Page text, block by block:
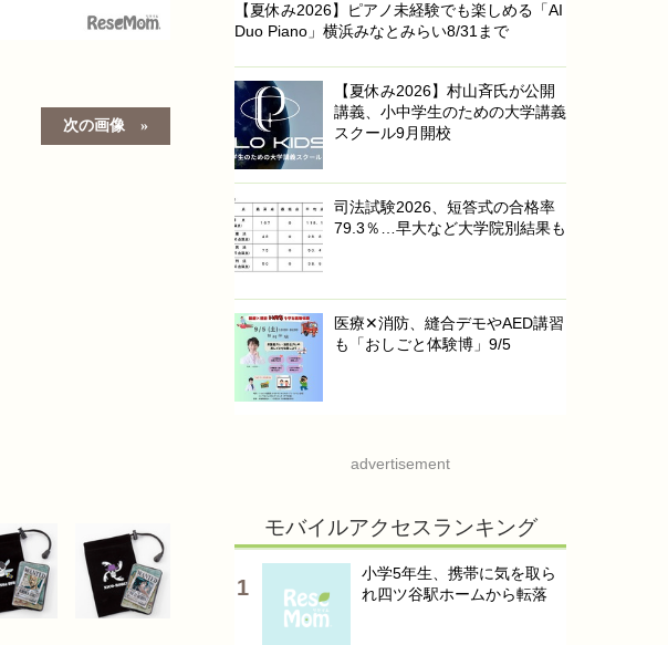
次の画像
【夏休み2026】ピアノ未経験でも楽しめる「AI
Duo Piano」横浜みなとみらい8/31まで
【夏休み2026】村山斉氏が公開
講義、小中学生のための大学講義
スクール9月開校
司法試験2026、短答式の合格率
79.3％…早大など大学院別結果も
医療✕消防、縫合デモやAED講習
も「おしごと体験博」9/5
advertisement
モバイルアクセスランキング
小学5年生、携帯に気を取ら
れ四ツ谷駅ホームから転落